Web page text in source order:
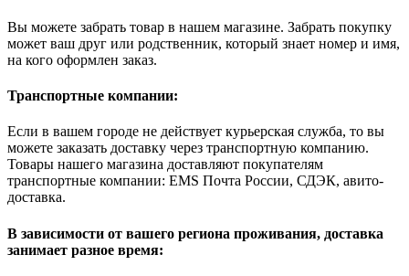
Вы можете забрать товар в нашем магазине. Забрать покупку
может ваш друг или родственник, который знает номер и имя,
на кого оформлен заказ.
Транспортные компании:
Если в вашем городе не действует курьерская служба, то вы
можете заказать доставку через транспортную компанию.
Товары нашего магазина доставляют покупателям
транспортные компании: EMS Почта России, СДЭК, авито-
доставка.
В зависимости от вашего региона проживания, доставка
занимает разное время: